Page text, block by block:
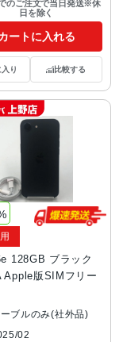
のご注文で当日発送※休
日を除く
ートに入れる
り 比較する
128GB ブラック
Apple版SIMフリー
ブルのみ(社外品)
02